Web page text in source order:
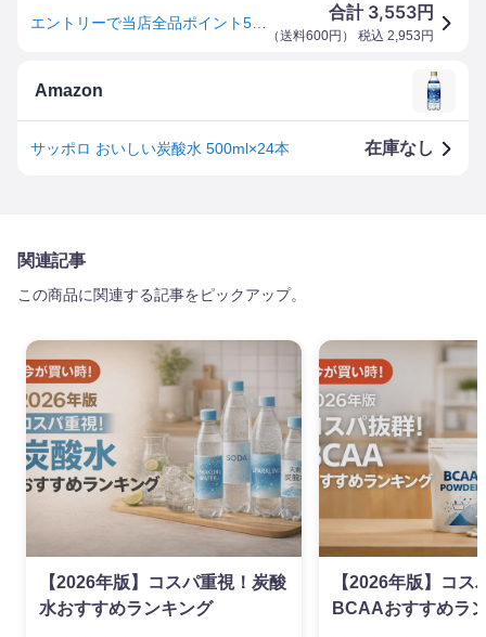
合計 3,553円
（送料600円 ） 税込 2,953 円
Amazon
サッポロ おいしい炭酸水 500ml×24本 在庫なし
関連記事
この商品に関連する記事をピックアップ。
【2026年版】コスパ重視！炭酸
水おすすめランキング
【2026年版】コス
BCAAおすすめラ